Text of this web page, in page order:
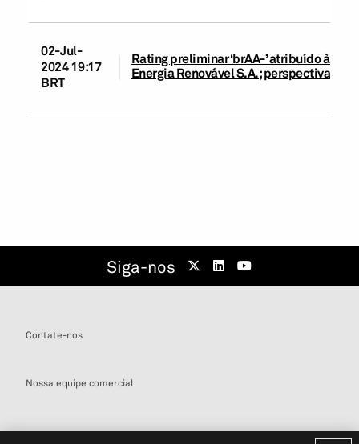
02-Jul-
2024 19:17
BRT
Rating preliminar ‘brAA-’ atribuído à 1ª
Energia Renovável S.A.; perspectiva
Siga-nos
Contate-nos
Nossa equipe comercial